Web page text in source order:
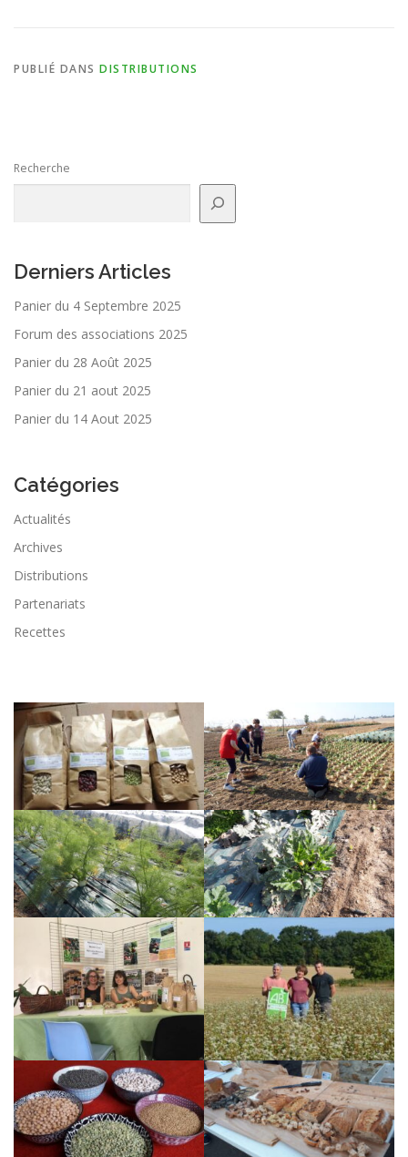
PUBLIÉ DANS DISTRIBUTIONS
Recherche
Derniers Articles
Panier du 4 Septembre 2025
Forum des associations 2025
Panier du 28 Août 2025
Panier du 21 aout 2025
Panier du 14 Aout 2025
Catégories
Actualités
Archives
Distributions
Partenariats
Recettes